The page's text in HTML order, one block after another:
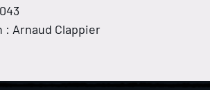
Arnaud Clappier